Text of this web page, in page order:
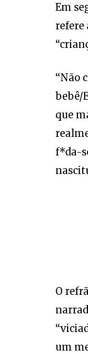
Em
refere
“Não
bebê/
que
f*da-
O
um